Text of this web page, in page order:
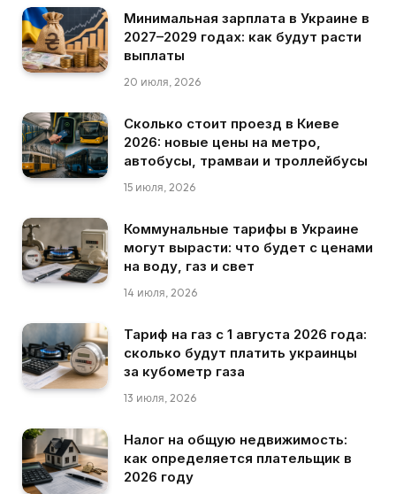
Минимальная зарплата в Украине в
2027–2029 годах: как будут расти
выплаты
20 июля, 2026
Сколько стоит проезд в Киеве
2026: новые цены на метро,
автобусы, трамваи и троллейбусы
15 июля, 2026
Коммунальные тарифы в Украине
могут вырасти: что будет с ценами
на воду, газ и свет
14 июля, 2026
Тариф на газ с 1 августа 2026 года:
сколько будут платить украинцы
за кубометр газа
13 июля, 2026
Налог на общую недвижимость:
как определяется плательщик в
2026 году